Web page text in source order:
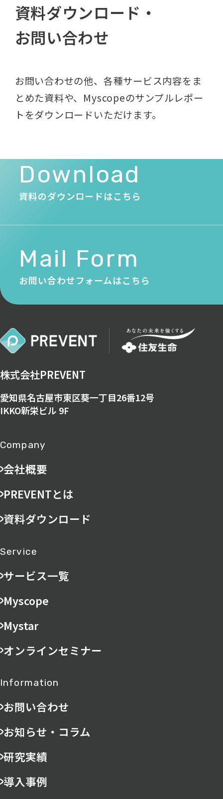
資料ダウンロード・
お問い合わせ
お問い合わせの他、各種サービス内容をま
とめた資料や、 Myscopeのサンプルレポー
トをダウンロードいただけます。
Download
資料のダウンロードはこちら
Mail Form
お問い合わせフォームはこちら
株式会社PREVENT
愛知県名古屋市東区葵一丁目26番12号
IKKO新栄ビル 9F
Company
会社概要
PREVENTとは
資料ダウンロード
Service
サービス一覧
Myscope
Mystar
オンラインセミナー
Information
お問い合わせ
お知らせ・コラム
研究実績
導入事例